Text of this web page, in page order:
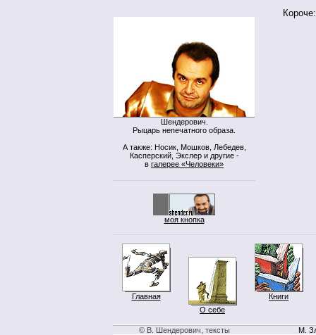
Шендерович.
Рыцарь непечатного образа.
А также: Носик, Мошков, Лебедев,
Касперский, Экслер и другие -
в галерее «Человеки»
моя кнопка
Главная
О себе
Книги
© В. Шендерович, тексты М.